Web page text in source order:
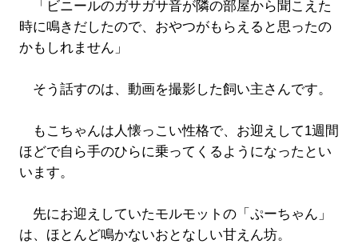
「ビニールのガサガサ音が隣の部屋から聞こえた
時に鳴きだしたので、おやつがもらえると思ったの
かもしれません」
そう話すのは、動画を撮影した飼い主さんです。
もこちゃんは人懐っこい性格で、お迎えして1週間
ほどで自ら手のひらに乗ってくるようになったとい
います。
先にお迎えしていたモルモットの「ぷーちゃん」
は、ほとんど鳴かないおとなしい甘えん坊。